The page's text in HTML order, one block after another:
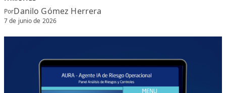
PorDanilo Gómez Herrera
7 de junio de 2026